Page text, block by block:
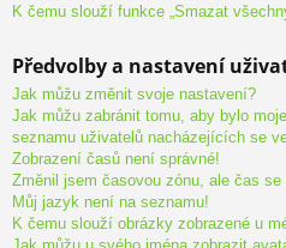
K čemu slouží funkce „Smazat
Předvolby a nastavení
Jak můžu změnit svoje nastavení?
Jak můžu zabránit tomu, aby bylo
seznamu uživatelů nacházejících se
Zobrazení časů není správné!
Změnil jsem časovou zónu, ale čas
Můj jazyk není na seznamu!
K čemu slouží obrázky zobrazené u